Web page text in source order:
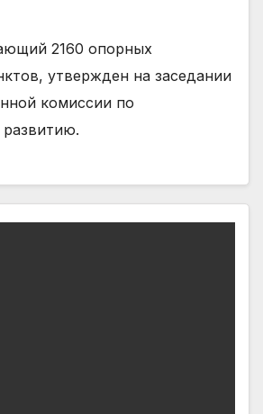
2160 опорных
утвержден на заседании
комиссии по
развитию.